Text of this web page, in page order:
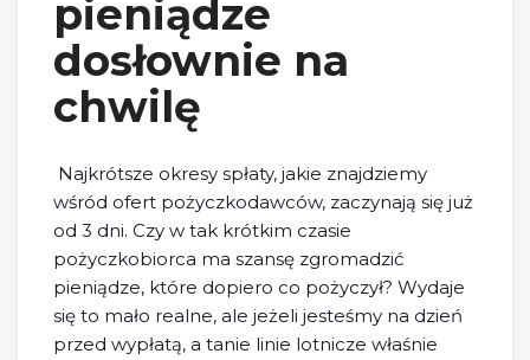
pieniądze
dosłownie na
chwilę
Najkrótsze okresy spłaty, jakie znajdziemy
wśród ofert pożyczkodawców, zaczynają się już
od 3 dni. Czy w tak krótkim czasie
pożyczkobiorca ma szansę zgromadzić
pieniądze, które dopiero co pożyczył? Wydaje
się to mało realne, ale jeżeli jesteśmy na dzień
przed wypłatą, a tanie linie lotnicze właśnie